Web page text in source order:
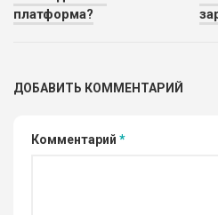
платформа?
ДОБАВИТЬ КОММЕНТАРИЙ
Комментарий *